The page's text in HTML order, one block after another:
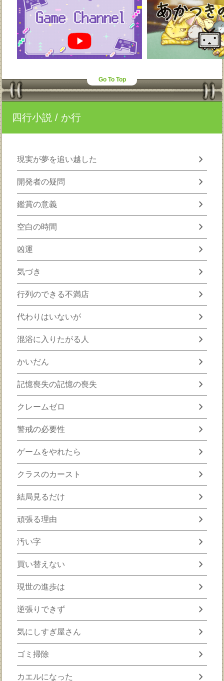
Go To Top
四行小説 / か行
現実が夢を追い越した chevron_right
開発者の疑問 chevron_right
鑑賞の意義 chevron_right
空白の時間 chevron_right
凶運 chevron_right
気づき chevron_right
行列のできる不満店 chevron_right
代わりはいないが chevron_right
混浴に入りたがる人 chevron_right
かいだん chevron_right
記憶喪失の記憶の喪失 chevron_right
クレームゼロ chevron_right
警戒の必要性 chevron_right
ゲームをやれたら chevron_right
クラスのカースト chevron_right
結局見るだけ chevron_right
頑張る理由 chevron_right
汚い字 chevron_right
買い替えない chevron_right
現世の進歩は chevron_right
逆張りできず chevron_right
気にしすぎ屋さん chevron_right
ゴミ掃除 chevron_right
カエルになった chevron_right